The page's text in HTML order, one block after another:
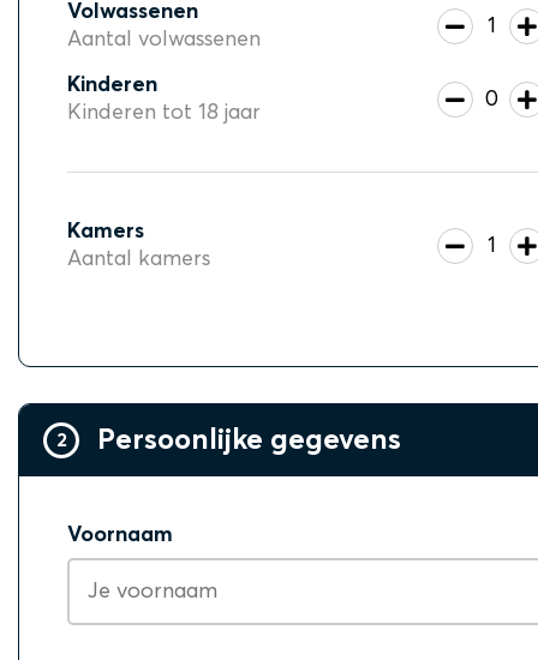
Volwassenen
Aantal volwassenen
1
Kinderen
Kinderen tot 18 jaar
0
Kamers
Aantal kamers
1
2 Persoonlijke gegevens
Voornaam